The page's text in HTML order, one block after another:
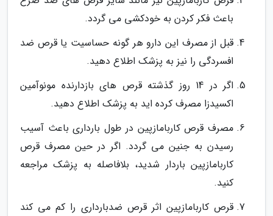
باعث فکر کردن به خودکشی می گردد.
قبل از مصرف این دارو هر گونه حساسیت یا قرص ضد
افسردگی را نیز به پزشک اطلاع دهید.
اگر در 14 روز گذشته قرص های بازدارنده مونوآمین
اکسیدزا مصرف کرده اید به پزشک اطلاع دهید.
مصرف قرص کاربامازپین در طول بارداری باعث آسیب
رسیدن به جنین می گردد. اگر در حین مصرف قرص
کاربامازپین باردار شدید، بلافاصله به پزشک مراجعه
کنید.
قرص کاربامازپین اثر قرص ضدبارداری را کم می کند